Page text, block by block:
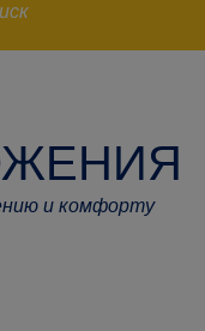
и комфорту